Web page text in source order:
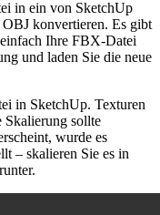
in ein von SketchUp
konvertieren. Es gibt
Ihre FBX-Datei
und laden Sie die neue
in SketchUp. Texturen
Skalierung sollte
wurde es
– skalieren Sie es in